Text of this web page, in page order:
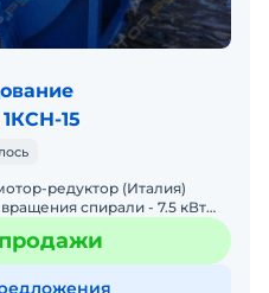
15
редуктор (Италия)
спирали - 7.5 кВт
корыта - 8200 мм